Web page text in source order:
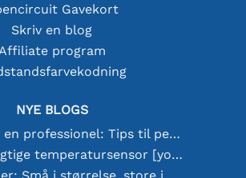
Gavekort
Skriv en blog
Affiliate program
NYE BLOGS
Lodning som en professionel: Tips til perfekte elektroniske forbindelser
Valg af den rigtige temperatursensor [youtube]
18650 Batterier: Små i størrelse, store i ydeevne